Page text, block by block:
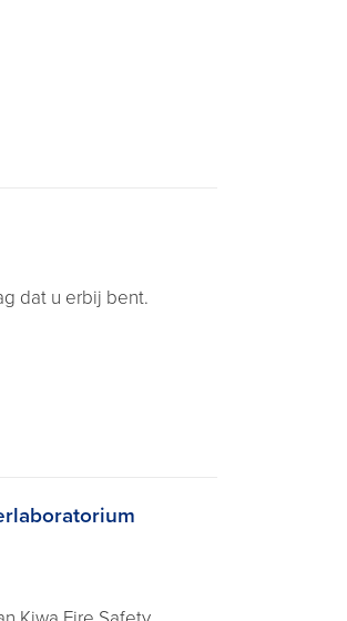
dat u erbij bent.